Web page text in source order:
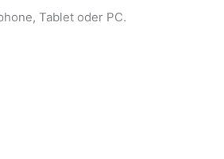
Tablet oder PC.